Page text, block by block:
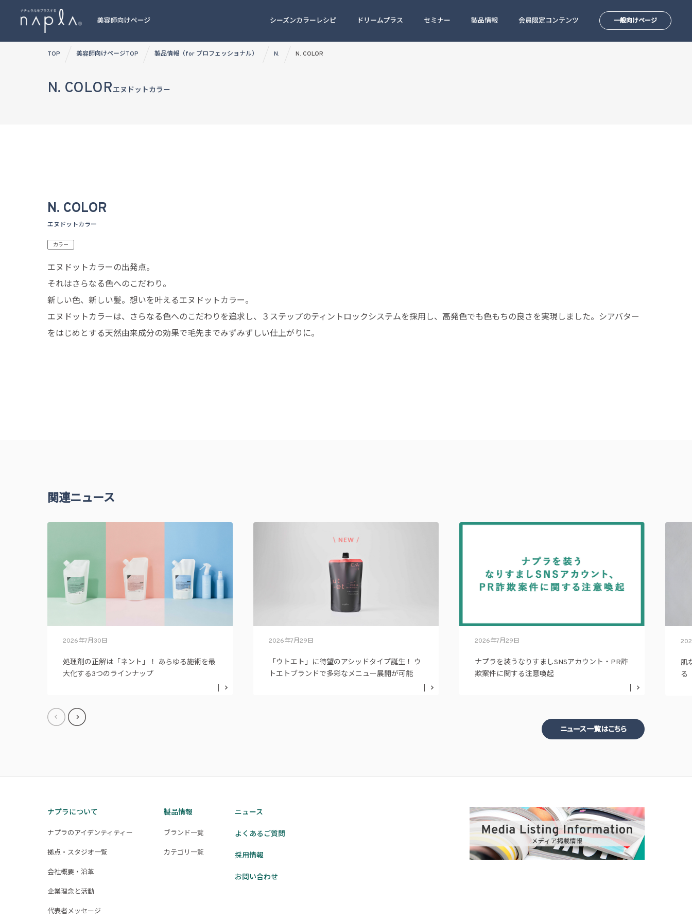
シーズンカラーレシピ ドリームプラス セミナー 製品情報 会員限定コンテンツ 一般向けページ
N. COLORエヌドットカラー
N. COLOR
エヌドットカラー
カラー
エヌドットカラーの出発点。
それはさらなる色へのこだわり。
新しい色、新しい髪。想いを叶えるエヌドットカラー。
エヌドットカラーは、さらなる色へのこだわりを追求し、３ステップのティントロックシステムを採用し、高発色でも色もちの良さを実現しました。シアバター
をはじめとする天然由来成分の効果で毛先までみずみずしい仕上がりに。
関連ニュース
2026年7月30日
処理剤の正解は「ネント」！ あらゆる施術を最
大化する3つのラインナップ
2026年7月29日
「ウトエト」に待望のアシッドタイプ誕生！ ウ
トエトブランドで多彩なメニュー展開が可能
2026年7月29日
ナプラを装うなりすましSNSアカウント・PR詐
欺案件に関する注意喚起
肌
る
ニュース一覧はこちら
TOP 美容師向けページTOP 製品情報（for プロフェッショナル） N. N. COLOR
ナプラについて
ナプラのアイデンティティー
拠点・スタジオ一覧
会社概要・沿革
企業理念と活動
代表者メッセージ
製品情報
ブランド一覧
カテゴリ一覧
ニュース
よくあるご質問
採用情報
お問い合わせ